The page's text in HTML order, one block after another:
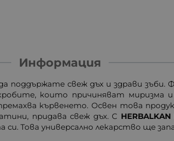
Информация
поддържате свеж дъх и здрави
които причиняват миризма
кървенето. Освен това
придава свеж дъх. С HERBALKAN
Това универсално лекарство ще